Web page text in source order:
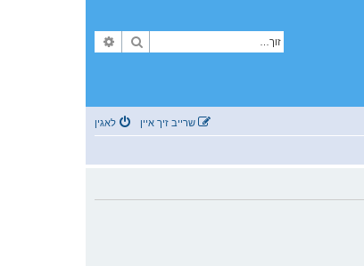
זוך
לאגין שרייב זיך איין